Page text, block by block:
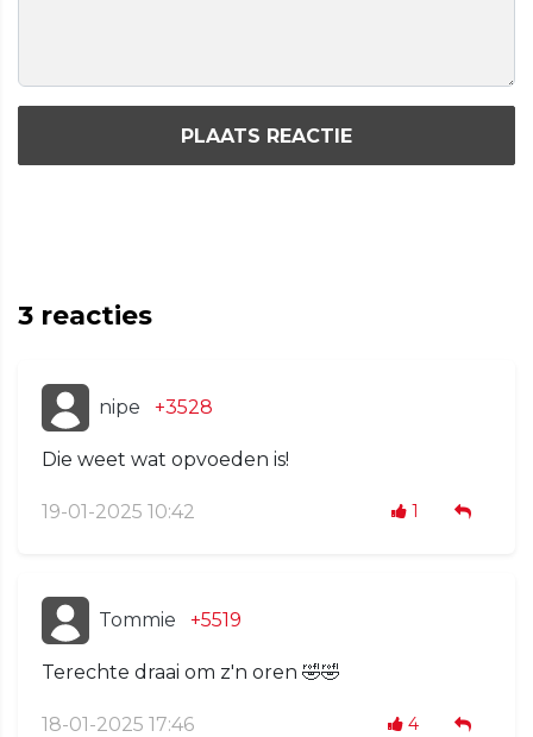
PLAATS REACTIE
3 reacties
nipe +3528
Die weet wat opvoeden is!
19-01-2025 10:42 1
Tommie +5519
Terechte draai om z'n oren 🤣🤣
18-01-2025 17:46 4